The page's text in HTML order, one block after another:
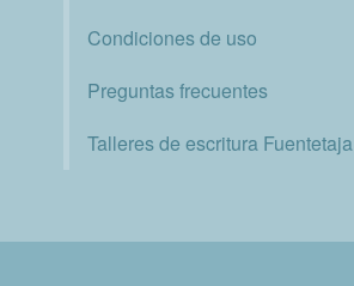
Condiciones de uso
Preguntas frecuentes
Talleres de escritura Fuentetaja